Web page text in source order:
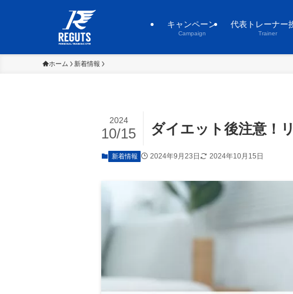
キャンペーン
Campaign
代表トレーナー
Trainer
ホーム 新着情報
ダイエット後注意！
2024
10/15
新着情報 2024年9月23日 2024年10月15日